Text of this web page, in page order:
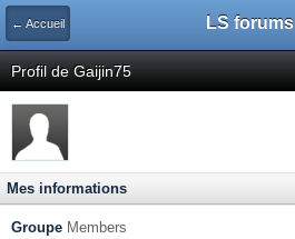
← Accueil LS forums
Profil de Gaijin75
Mes informations
Groupe Members